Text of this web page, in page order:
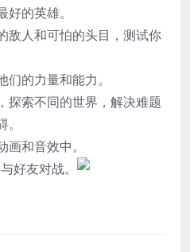
的英雄。
敌人和可怕的头目，测试你
的力量和能力。
探索不同的世界，解决难题
和音效中。
好友对战。